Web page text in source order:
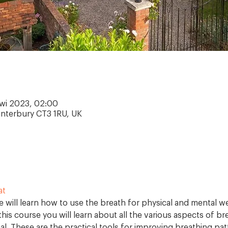
2023, 02:00
CT3 1RU, UK
will learn how to use the breath for physical and mental
course you will learn about all the various aspects of